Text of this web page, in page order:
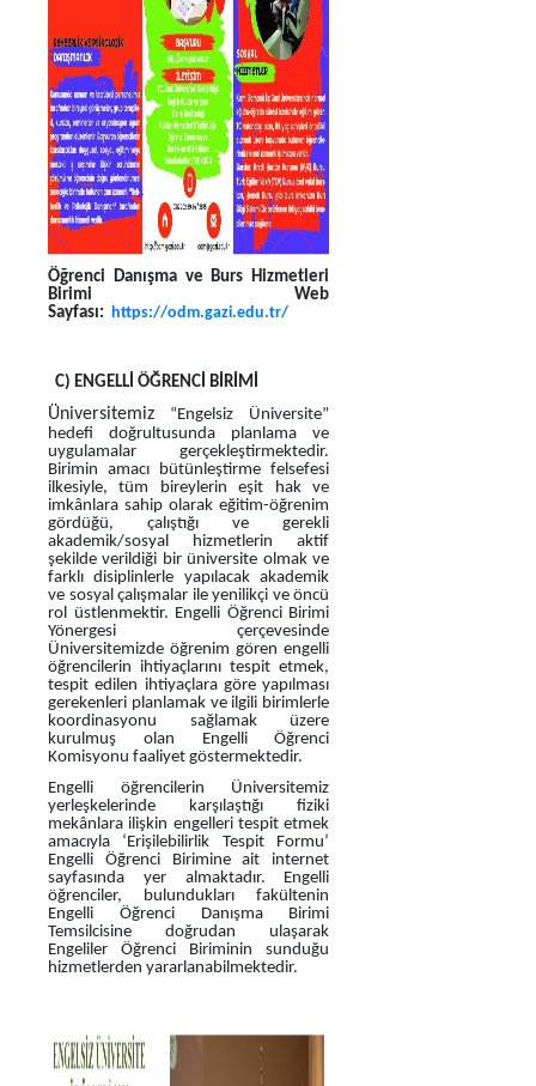
Öğrenci Danışma ve Burs Hizmetleri
Birimi Web
Sayfası: https://odm.gazi.edu.tr/
C) ENGELLİ ÖĞRENCİ BİRİMİ
Üniversitemiz “Engelsiz Üniversite”
hedefi doğrultusunda planlama ve
uygulamalar gerçekleştirmektedir.
Birimin amacı bütünleştirme felsefesi
ilkesiyle, tüm bireylerin eşit hak ve
imkânlara sahip olarak eğitim-öğrenim
gördüğü, çalıştığı ve gerekli
akademik/sosyal hizmetlerin aktif
şekilde verildiği bir üniversite olmak ve
farklı disiplinlerle yapılacak akademik
ve sosyal çalışmalar ile yenilikçi ve öncü
rol üstlenmektir. Engelli Öğrenci Birimi
Yönergesi çerçevesinde
Üniversitemizde öğrenim gören engelli
öğrencilerin ihtiyaçlarını tespit etmek,
tespit edilen ihtiyaçlara göre yapılması
gerekenleri planlamak ve ilgili birimlerle
koordinasyonu sağlamak üzere
kurulmuş olan Engelli Öğrenci
Komisyonu faaliyet göstermektedir.
Engelli öğrencilerin Üniversitemiz
yerleşkelerinde karşılaştığı fiziki
mekânlara ilişkin engelleri tespit etmek
amacıyla ‘Erişilebilirlik Tespit Formu’
Engelli Öğrenci Birimine ait internet
sayfasında yer almaktadır. Engelli
öğrenciler, bulundukları fakültenin
Engelli Öğrenci Danışma Birimi
Temsilcisine doğrudan ulaşarak
Engeliler Öğrenci Biriminin sunduğu
hizmetlerden yararlanabilmektedir.